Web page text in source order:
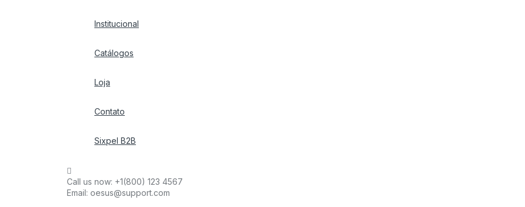
Institucional
Catálogos
Loja
Contato
Sixpel B2B
Call us now: +1(800) 123 4567
Email: oesus@support.com